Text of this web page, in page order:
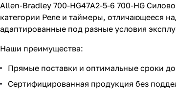
Allen-Bradley 700-HG47A2-5-6 700-HG
категории Реле и таймеры, отличающееся
адаптированные под разные условия
Наши преимущества:
Прямые поставки и оптимальные сроки
Сертифицированная продукция без